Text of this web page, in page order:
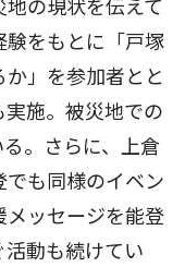
の現状を伝えて
験をもとに「戸塚
」を参加者とと
施。被災地での
。さらに、上倉
も同様のイベン
メッセージを能登
動も続けてい